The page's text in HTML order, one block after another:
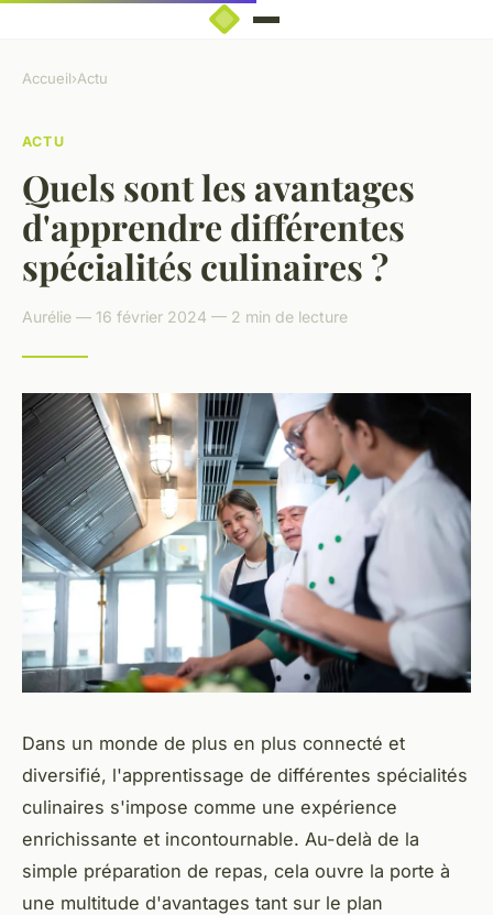
Accueil›Actu
ACTU
Quels sont les avantages
d'apprendre différentes
spécialités culinaires ?
Aurélie — 16 février 2024 — 2 min de lecture
Dans un monde de plus en plus connecté et
diversifié, l'apprentissage de différentes spécialités
culinaires s'impose comme une expérience
enrichissante et incontournable. Au-delà de la
simple préparation de repas, cela ouvre la porte à
une multitude d'avantages tant sur le plan